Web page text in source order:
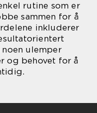
rutine som er
sammen for å
inkluderer
ulemper
og behovet for å